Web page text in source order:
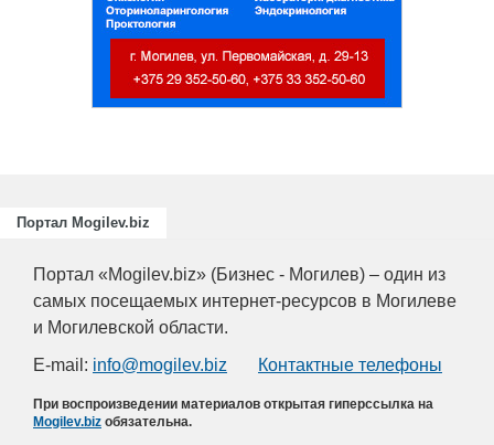
Портал Mogilev.biz
Портал «Mogilev.biz» (Бизнес - Могилев) – один из
самых посещаемых интернет-ресурсов в Могилеве
и Могилевской области.
E-mail: info@mogilev.biz Контактные телефоны
При воспроизведении материалов открытая гиперссылка на
Mogilev.biz обязательна.